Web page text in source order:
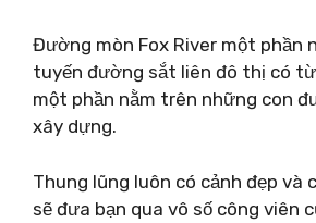
Đường mòn Fox River một phần
tuyến đường sắt liên đô thị có từ
một phần nằm trên những con
xây dựng.
Thung lũng luôn có cảnh đẹp và
sẽ đưa bạn qua vô số công viên